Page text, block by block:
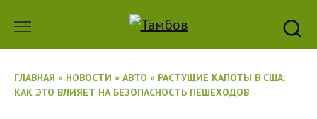
содержанию
ГЛАВНАЯ » НОВОСТИ » АВТО » РАСТУЩИЕ КАПОТЫ В США:
КАК ЭТО ВЛИЯЕТ НА БЕЗОПАСНОСТЬ ПЕШЕХОДОВ